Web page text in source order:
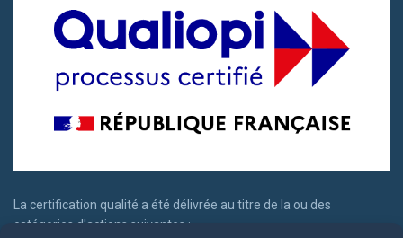
La certification qualité a été délivrée au titre de la ou des
catégories d'actions suivantes :